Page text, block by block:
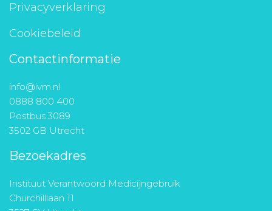
Privacyverklaring
Cookiebeleid
Contactinformatie
info@ivm.nl
0888 800 400
Postbus 3089
3502 GB Utrecht
Bezoekadres
Instituut Verantwoord Medicijngebruik
Churchilllaan 11